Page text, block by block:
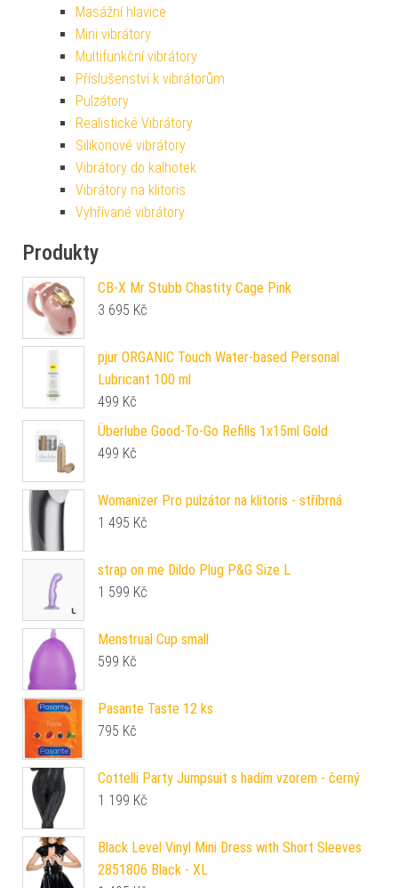
Masážní hlavice
Mini vibrátory
Multifunkční vibrátory
Příslušenství k vibrátorům
Pulzátory
Realistické Vibrátory
Silikonové vibrátory
Vibrátory do kalhotek
Vibrátory na klitoris
Vyhřívané vibrátory
Produkty
CB-X Mr Stubb Chastity Cage Pink
3 695 Kč
pjur ORGANIC Touch Water-based Personal
Lubricant 100 ml
499 Kč
Überlube Good-To-Go Refills 1x15ml Gold
499 Kč
Womanizer Pro pulzátor na klitoris - stříbrná
1 495 Kč
strap on me Dildo Plug P&G Size L
1 599 Kč
Menstrual Cup small
599 Kč
Pasante Taste 12 ks
795 Kč
Cottelli Party Jumpsuit s hadím vzorem - černý
1 199 Kč
Black Level Vinyl Mini Dress with Short Sleeves
2851806 Black - XL